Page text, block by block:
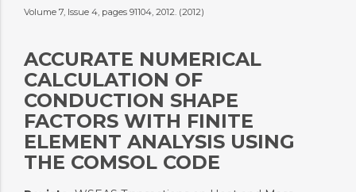
Volume 7, Issue 4, pages 91104, 2012. (2012)
ACCURATE NUMERICAL
CALCULATION OF
CONDUCTION SHAPE
FACTORS WITH FINITE
ELEMENT ANALYSIS USING
THE COMSOL CODE